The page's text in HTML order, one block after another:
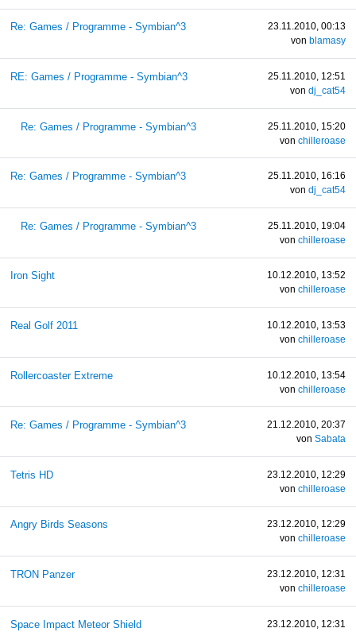
Re: Games / Programme - Symbian^3
23.11.2010, 00:13
von blamasy
RE: Games / Programme - Symbian^3
25.11.2010, 12:51
vondj_cat54
Re: Games / Programme - Symbian^3
25.11.2010, 15:20
vonchilleroase
Re: Games / Programme - Symbian^3
25.11.2010, 16:16
vondj_cat54
Re: Games / Programme - Symbian^3
25.11.2010, 19:04
vonchilleroase
Iron Sight
10.12.2010, 13:52
vonchilleroase
Real Golf 2011
10.12.2010, 13:53
vonchilleroase
Rollercoaster Extreme
10.12.2010, 13:54
vonchilleroase
Re: Games / Programme - Symbian^3
21.12.2010, 20:37
vonSabata
Tetris HD
23.12.2010, 12:29
vonchilleroase
Angry Birds Seasons
23.12.2010, 12:29
vonchilleroase
TRON Panzer
23.12.2010, 12:31
vonchilleroase
Space Impact Meteor Shield
23.12.2010, 12:31